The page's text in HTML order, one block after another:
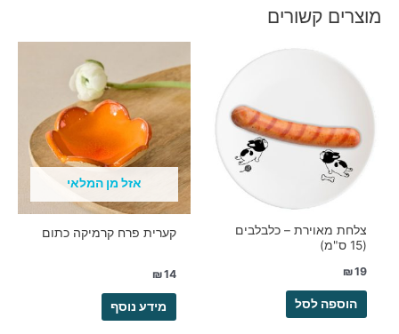
מוצרים קשורים
צלחת מאוירת – כלבלבים
(15 ס"מ)
₪19
הוספה לסל
אזל מן המלאי
קערית פרח קרמיקה כתום
₪14
מידע נוסף